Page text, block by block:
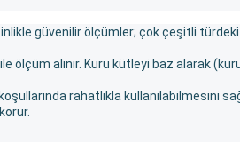
güvenilir ölçümler; çok çeşitli
alınır. Kuru kütleyi baz alarak
rahatlıkla kullanılabilmesini